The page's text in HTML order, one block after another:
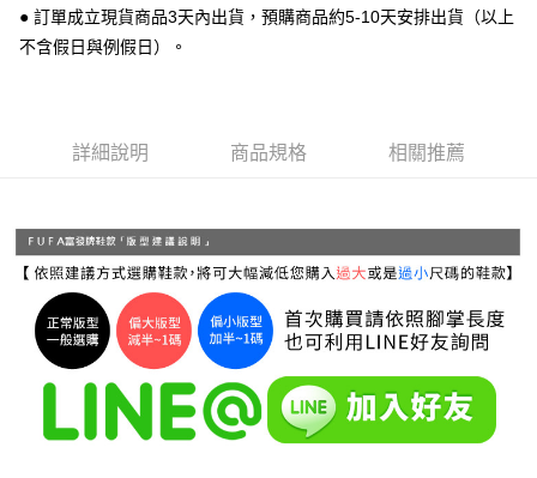
３．安心：先確認商品／服務後，再付款。
【「AFTEE先享後付」結帳流程】
ATM／網路銀行／等多元方式進行付款，方視為交易完成。
※ 交易是否成功請以「AFTEE先享後付 」之結帳頁面顯示為準，若有關於
是否繳費成功／繳費後需取消欲退款等相關疑問，請聯繫「AFTEE先享後付
【注意事項】
１．透過由恩沛科技股份有限公司提供之「AFTEE先享後付」服務完成之交
易，需依本服務之必要範圍內提供個人資料，並將交易相關給付款項請求債
權轉讓予恩沛科技股份有限公司。
２．關於個人資料處理事宜，請瀏覽以下網址：
https://aftee.tw/terms/#terms3
全家 取貨付款
每筆NT$70，滿NT$999(含以上)免運費
7-11 取貨付款
付款後 7-11取貨
每筆NT$70，滿NT$999(含以上)免運費
新竹物流宅配
每筆NT$90，滿NT$999(含以上)免運費
查看運費
● 訂單成立現貨商品3天內出貨，預購商品約5-10天安排出貨（以上
不含假日與例假日）。
詳細說明 商品規格 相關推薦